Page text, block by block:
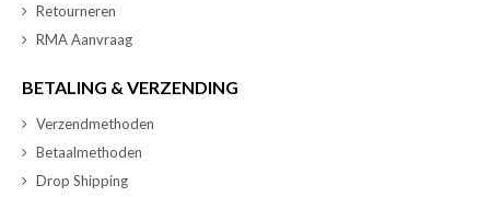
Retourneren
RMA Aanvraag
BETALING & VERZENDING
Verzendmethoden
Betaalmethoden
Drop Shipping